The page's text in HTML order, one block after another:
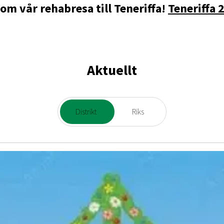
vår rehabresa till Teneriffa! Teneriffa
Aktuellt
Distrikt Riks